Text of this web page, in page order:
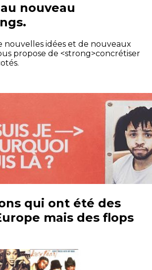
nouveau
nouvelles idées et de nouveaux
propose de <strong>concrétiser
qui ont été des
mais des flops